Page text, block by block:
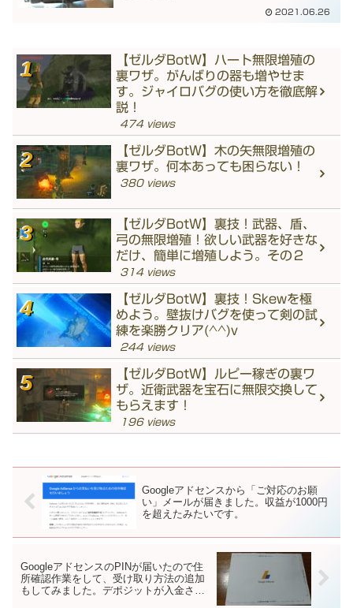
2021.06.26
【ゼルダBotW】ハート無限増殖の
裏ワザ。がんばりの器も増やせま
す。ジャイロバグの使い方を徹底解
説！
474 views
【ゼルダBotW】木の矢無限増殖の
裏ワザ。何本あっても困らない！
380 views
【ゼルダBotW】裏技！武器、盾、
弓の無限増殖！欲しい武器を好きな
だけ、簡単に増殖しよう。その２
314 views
【ゼルダBotW】裏技！Skewを極
めよう。壁抜けバグを使って剣の試
練を楽勝クリア(^^)v
244 views
【ゼルダBotW】ルピー稼ぎの裏ワ
ザ。近衛武器を宝石に無限交換して
もらえます！
196 views
Googleアドセンスから「ご対応のお願
い」メールが届きました。収益が1000円
を超えたみたいです。
GoogleアドセンスのPINが届いたので住
所確認作業をして、受け取り方法の追加
もしてみました。デポジットが入金され